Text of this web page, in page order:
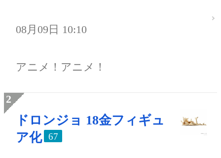
08月09日 10:10
アニメ！アニメ！
ドロンジョ 18金フィギュ
ア化
67